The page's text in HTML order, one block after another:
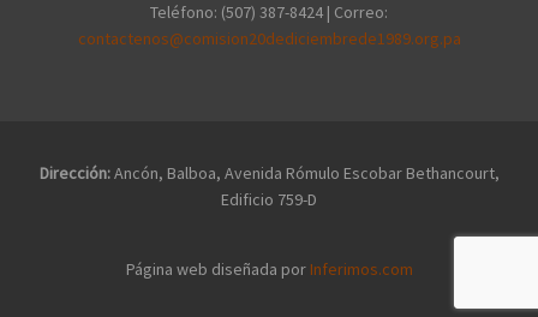
Teléfono: (507) 387-8424 | Correo:
contactenos@comision20dediciembrede1989.org.pa
Dirección:Ancón, Balboa, Avenida Rómulo Escobar Bethancourt,
Edificio 759-D
Página web diseñada por Inferimos.com